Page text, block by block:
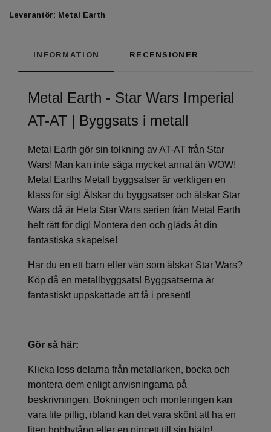
Leverantör: Metal Earth
INFORMATION RECENSIONER
Metal Earth - Star Wars Imperial
AT-AT | Byggsats i metall
Metal Earth gör sin tolkning av AT-AT från Star
Wars! Man kan inte säga mycket annat än WOW!
Metal Earths Metall byggsatser är verkligen en
klass för sig! Älskar du byggsatser och älskar Star
Wars då är Hela Star Wars serien från Metal Earth
helt rätt för dig! Montera den och gläds åt din
fantastiska skapelse!
Har du en ett barn eller vän som älskar Star Wars?
Köp då en metallbyggsats! Byggsatserna är
fantastiskt uppskattade att få i present!
Gör så här:
Klicka loss delarna från metallarken, bocka och
montera dem enligt anvisningarna på
beskrivningen. Bokningen och monteringen kan
vara lite pillig, ibland kan det vara skönt att ha en
liten hobbytång eller en pincett till sin hjälp!